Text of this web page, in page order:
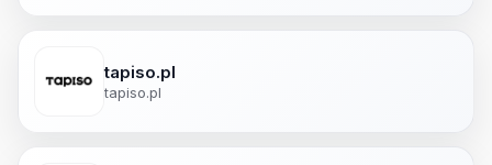
tapiso.pl
tapiso.pl